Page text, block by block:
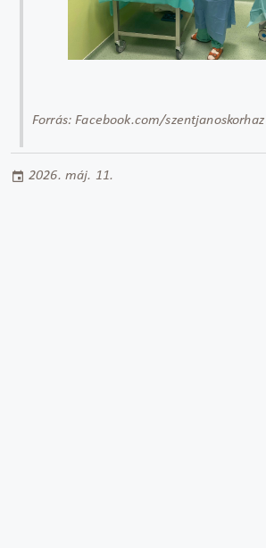
Forrás: Facebook.com/szentjanoskorhaz
2026. máj. 11.